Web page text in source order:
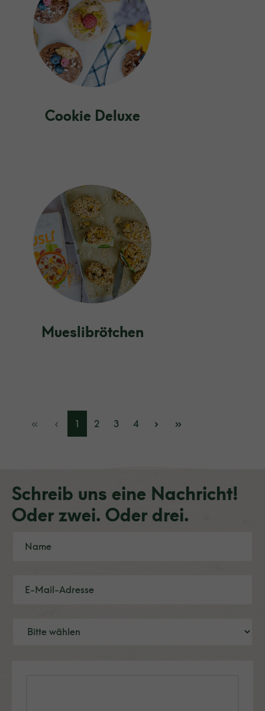
Cookie Deluxe
Mueslibrötchen
1 2 3 4
Schreib uns eine Nachricht!
Oder zwei. Oder drei.